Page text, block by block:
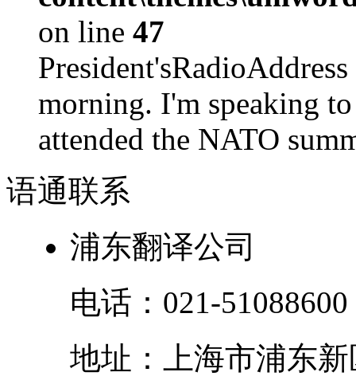
on line 47
morning. I'm speaking
attended the NATO
语通联系
浦东翻译公司
电话： 021-51088600
地址：
上海市浦东新